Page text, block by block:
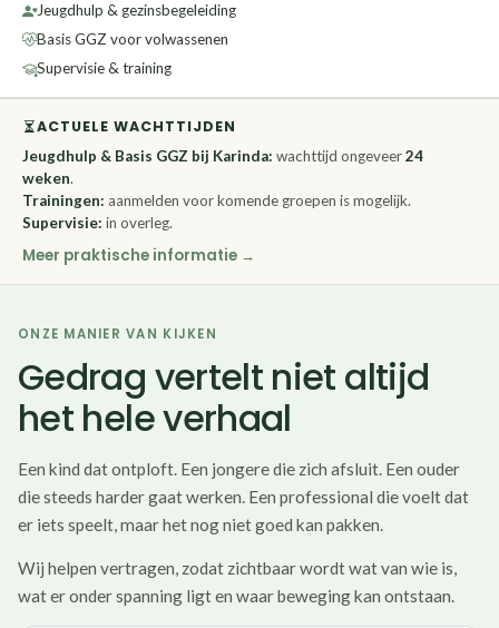
Jeugdhulp & gezinsbegeleiding
Basis GGZ voor volwassenen
Supervisie & training
ACTUELE WACHTTIJDEN
Jeugdhulp & Basis GGZ bij Karinda: wachttijd ongeveer24
weken.
Trainingen: aanmelden voor komende groepen is mogelijk.
Supervisie: in overleg.
Meer praktische informatie
ONZE MANIER VAN KIJKEN
Gedrag vertelt niet altijd
het hele verhaal
Een kind dat ontploft. Een jongere die zich afsluit. Een ouder
die steeds harder gaat werken. Een professional die voelt dat
er iets speelt, maar het nog niet goed kan pakken.
Wij helpen vertragen, zodat zichtbaar wordt wat van wie is,
wat er onder spanning ligt en waar beweging kan ontstaan.